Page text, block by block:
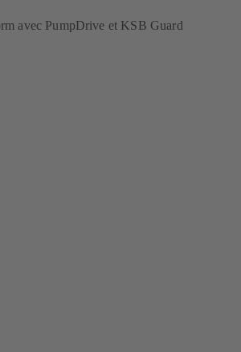
avec PumpDrive et KSB Guard